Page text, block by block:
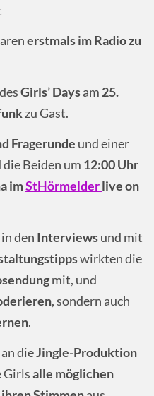
erstmals im Radio zu
Girls’ Daysam 25.
zu Gast.
Fragerunde und einer
die Beiden um 12:00 Uhr
imStHörmelderlive on
in den Interviewsund mit
wirkten die
mit, und
, sondern auch
.
dieJingle-Produktion
Girlsalle möglichen